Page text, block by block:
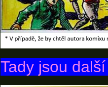
Tady jsou